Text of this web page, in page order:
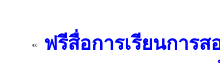
ฟรีสื่อการเรียนการ